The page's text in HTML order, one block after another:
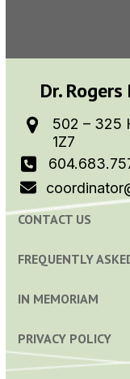
Dr. Rogers
502 – 325
1Z7
CONTACT US
FREQUENTLY
IN MEMORIAM
PRIVACY POLICY